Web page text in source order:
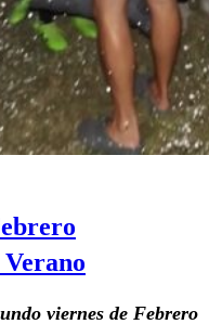
viernes de Febrero